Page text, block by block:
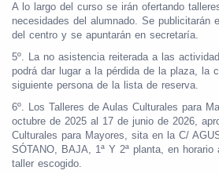
A lo largo del curso se irán ofertando
necesidades del alumnado. Se publicitarán
del centro y se apuntarán en secretaría.
5º. La no asistencia reiterada a las
podrá dar lugar a la pérdida de la plaza, la
siguiente persona de la lista de reserva.
6º. Los Talleres de Aulas Culturales para
octubre de 2025 al 17 de junio de 2026,
Culturales para Mayores, sita en la C/
SÓTANO, BAJA, 1ª Y 2ª planta, en horario
taller escogido.